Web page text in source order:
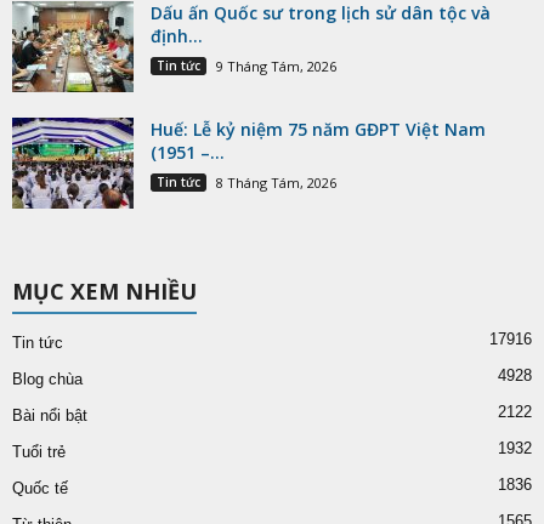
Dấu ấn Quốc sư trong lịch sử dân tộc và
định...
Tin tức 9 Tháng Tám, 2026
Huế: Lễ kỷ niệm 75 năm GĐPT Việt Nam
(1951 –...
Tin tức 8 Tháng Tám, 2026
MỤC XEM NHIỀU
Tin tức 17916
Blog chùa 4928
Bài nổi bật 2122
Tuổi trẻ 1932
Quốc tế 1836